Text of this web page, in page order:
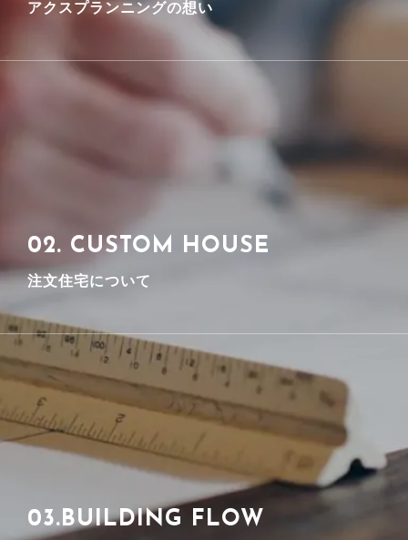
アクスプランニングの想い
アクスプランニングの家づくりに込めた、 こだわりと家
づくりのビジョンを語ります。
02. CUSTOM HOUSE
注文住宅について
私たちアクスプランニングでは設計・施工一貫で、安心な
パートナーとして培ってきた設計力を礎に、施工を加
え、自社での一貫体制をとっています。
詳しく見る
03.BUILDING FLOW